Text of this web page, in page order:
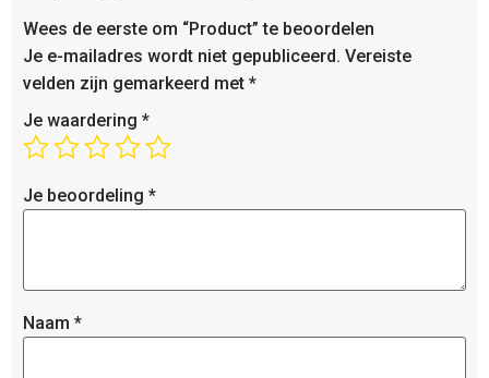
Wees de eerste om “Product” te beoordelen
Je e-mailadres wordt niet gepubliceerd. Vereiste
velden zijn gemarkeerd met *
Je waardering *
Je beoordeling *
Naam *